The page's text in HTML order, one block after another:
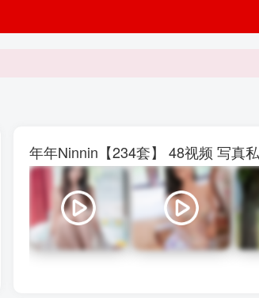
年年Ninnin【234套】 48视频 写真